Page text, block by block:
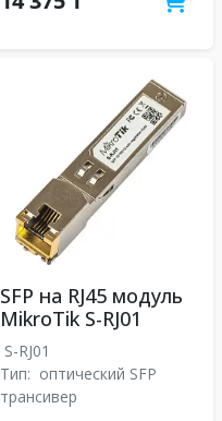
SFP на RJ45 модуль
MikroTik S-RJ01
S-RJ01
Тип: оптический SFP
трансивер